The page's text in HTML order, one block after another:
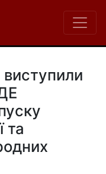
виступили
та